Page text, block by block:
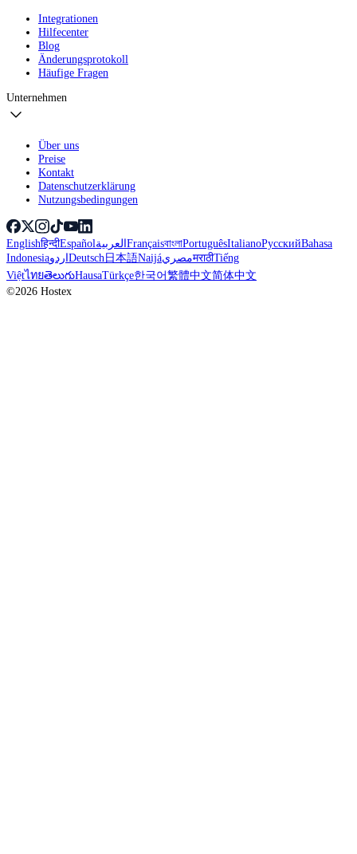
Integrationen
Hilfecenter
Blog
Änderungsprotokoll
Häufige Fragen
Unternehmen
Über uns
Preise
Kontakt
Datenschutzerklärung
Nutzungsbedingungen
Englishहिन्दीEspañolالعربيةFrançaisবাংলাPortuguêsItalianoРусскийBahasa
IndonesiaاردوDeutsch日本語NaijáمصريमराठीTiếng
ViệtไทยతెలుగుHausaTürkçe한국어繁體中文简体中文
©2026 Hostex